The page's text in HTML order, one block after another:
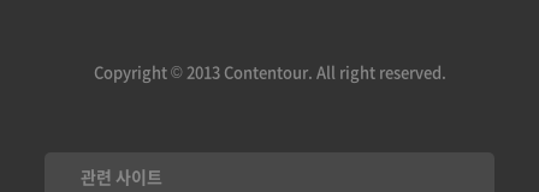
Copyright © 2013 Contentour. All right reserved.
관련 사이트